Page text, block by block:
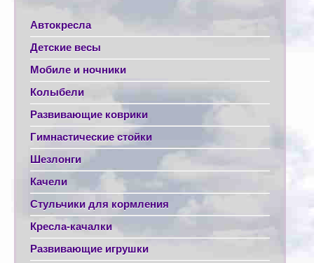
Автокресла
Детские весы
Мобиле и ночники
Колыбели
Развивающие коврики
Гимнастические стойки
Шезлонги
Качели
Стульчики для кормления
Кресла-качалки
Развивающие игрушки